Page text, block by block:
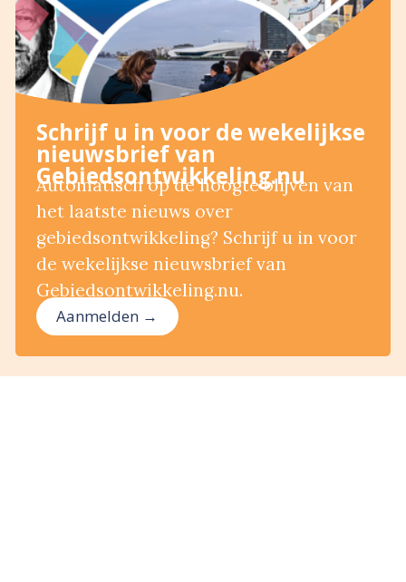
Schrijf u in voor de wekelijkse
nieuwsbrief van
Gebiedsontwikkeling.nu
Automatisch op de hoogte blijven van
het laatste nieuws over
gebiedsontwikkeling? Schrijf u in voor
de wekelijkse nieuwsbrief van
Gebiedsontwikkeling.nu.
Aanmelden →